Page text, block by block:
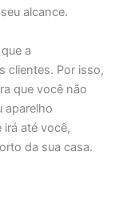
alcance.
a
clientes. Por isso,
que você não
aparelho
irá até você,
da sua casa.